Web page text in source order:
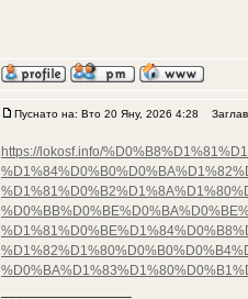
Пуснато на: Вто 20 Яну, 2026 4:28
https://lokosf.info/